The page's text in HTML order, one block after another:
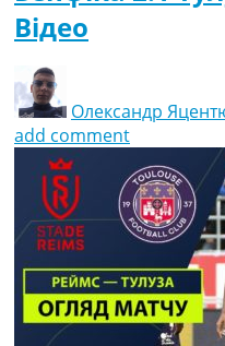
Відео
Олександр
add comment